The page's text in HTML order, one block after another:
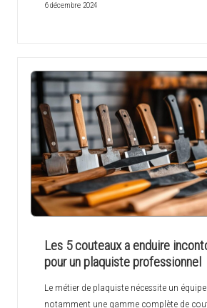
6 décembre 2024
Les 5 couteaux a enduire
pour un plaquiste professionnel
Le métier de plaquiste nécessite un
notamment une gamme complète de